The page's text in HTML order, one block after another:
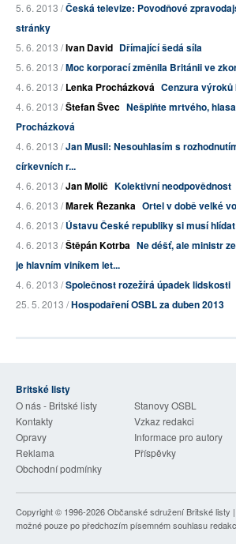
5. 6. 2013 /Česká televize: Povodňové
stránky
5. 6. 2013 /Ivan David Dřímající šedá síla
5. 6. 2013 /Moc korporací změnila Británii ve
4. 6. 2013 /Lenka Procházková Cenzura výroků
4. 6. 2013 /Štefan Švec Nešpiňte mrtvého,
Procházková
4. 6. 2013 /Jan Musil: Nesouhlasím s
církevních r...
4. 6. 2013 /Jan Molič Kolektivní neodpovědnost
4. 6. 2013 /Marek Řezanka Ortel v době velké
4. 6. 2013 /Ústavu České republiky si musí
4. 6. 2013 /Štěpán Kotrba Ne déšť, ale ministr
je hlavním viníkem let...
4. 6. 2013 /Společnost rozežírá úpadek lidskosti
25. 5. 2013 /Hospodaření OSBL za duben 2013
Britské listy
O nás - Britské listy
Stanovy OSBL
Kontakty
Vzkaz redakci
Opravy
Informace pro autory
Reklama
Příspěvky
Obchodní podmínky
Copyright © 1996-2026Občanské sdružení Britské listy
možné pouze po předchozím písemném souhlasu